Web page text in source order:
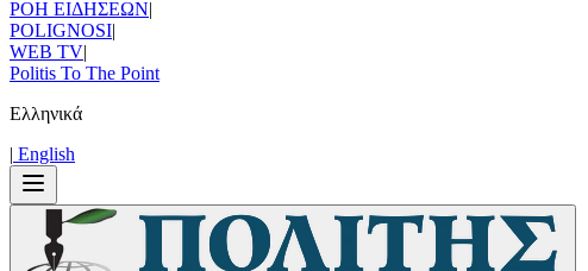
ΡΟΗ ΕΙΔΗΣΕΩΝ|
POLIGNOSI|
WEB TV|
Politis To The Point
Ελληνικά
| Εnglish